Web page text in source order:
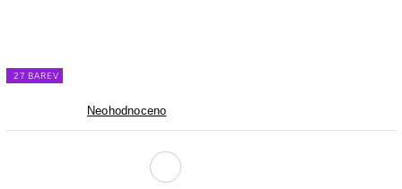
27 BAREV
Neohodnoceno